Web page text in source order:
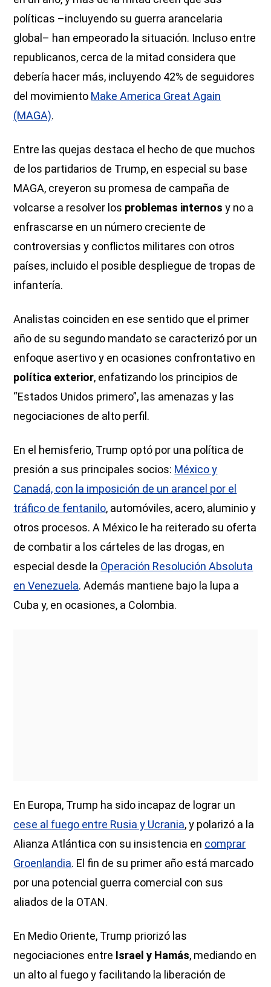
políticas –incluyendo su guerra arancelaria
global– han empeorado la situación. Incluso entre
republicanos, cerca de la mitad considera que
debería hacer más, incluyendo 42% de seguidores
del movimiento Make America Great Again
(MAGA).
Entre las quejas destaca el hecho de que muchos
de los partidarios de Trump, en especial su base
MAGA, creyeron su promesa de campaña de
volcarse a resolver los problemas internos y no a
enfrascarse en un número creciente de
controversias y conflictos militares con otros
países, incluido el posible despliegue de tropas de
infantería.
Analistas coinciden en ese sentido que el primer
año de su segundo mandato se caracterizó por un
enfoque asertivo y en ocasiones confrontativo en
política exterior, enfatizando los principios de
“Estados Unidos primero”, las amenazas y las
negociaciones de alto perfil.
En el hemisferio, Trump optó por una política de
presión a sus principales socios: México y
Canadá, con la imposición de un arancel por el
tráfico de fentanilo, automóviles, acero, aluminio y
otros procesos. A México le ha reiterado su oferta
de combatir a los cárteles de las drogas, en
especial desde la Operación Resolución Absoluta
en Venezuela. Además mantiene bajo la lupa a
Cuba y, en ocasiones, a Colombia.
En Europa, Trump ha sido incapaz de lograr un
cese al fuego entre Rusia y Ucrania, y polarizó a la
Alianza Atlántica con su insistencia en comprar
Groenlandia. El fin de su primer año está marcado
por una potencial guerra comercial con sus
aliados de la OTAN.
En Medio Oriente, Trump priorizó las
negociaciones entre Israel y Hamás, mediando en
un alto al fuego y facilitando la liberación de